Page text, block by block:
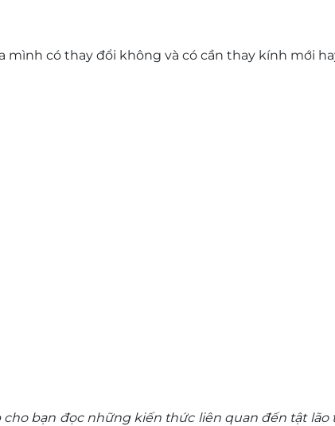
có thay đổi không và có cần thay kính mới
bạn đọc những kiến thức liên quan đến tật lão